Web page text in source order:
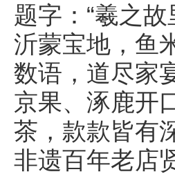
题字：“羲之
沂蒙宝地，鱼
数语，道尽家
京果、涿鹿开
茶，款款皆有
非遗百年老店